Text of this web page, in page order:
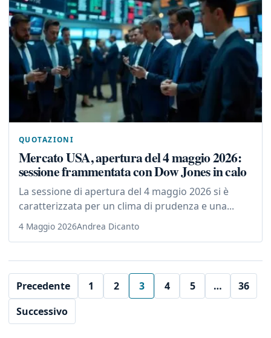
QUOTAZIONI
Mercato USA, apertura del 4 maggio 2026:
sessione frammentata con Dow Jones in calo
La sessione di apertura del 4 maggio 2026 si è
caratterizzata per un clima di prudenza e una...
4 Maggio 2026Andrea Dicanto
Precedente 1 2 3 4 5 …
36
Successivo